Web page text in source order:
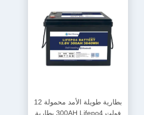
بطارية طويلة الأمد محمولة 12
فولت 300AH Lifepo4 بطارية